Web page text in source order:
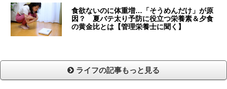
食欲ないのに体重増…「そうめんだけ」が原
因？ 夏バテ太り予防に役立つ栄養素＆夕食
の黄金比とは【管理栄養士に聞く】
ライフの記事もっと見る